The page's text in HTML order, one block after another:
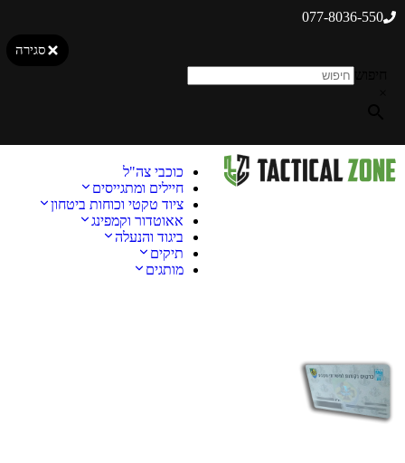
077-8036-550
סגירה
כוכבי צה"ל
חיילים ומתגייסים
ציוד טקטי וכוחות ביטחון
אאוטדור וקמפינג
ביגוד והנעלה
תיקים
מותגים